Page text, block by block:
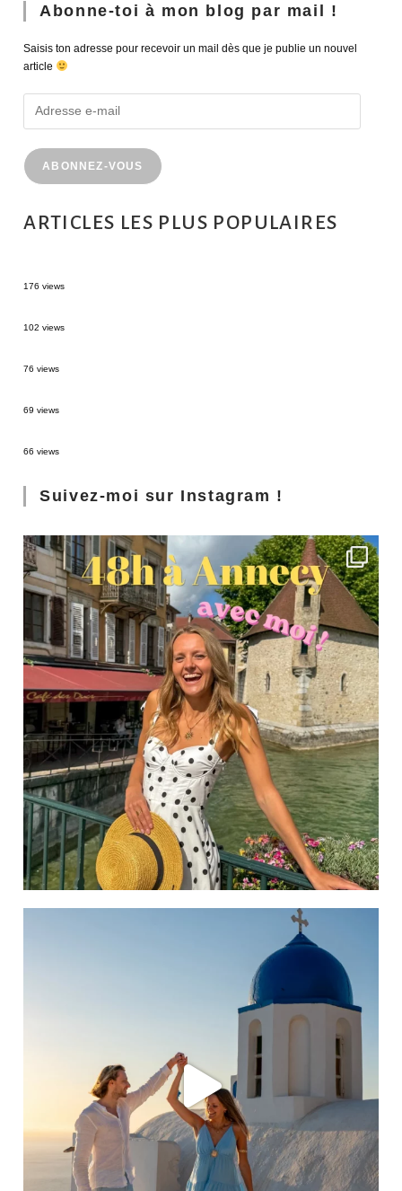
Abonne-toi à mon blog par mail !
Saisis ton adresse pour recevoir un mail dès que je publie un nouvel
article
ABONNEZ-VOUS
ARTICLES LES PLUS POPULAIRES
176 views
102 views
76 views
69 views
66 views
Suivez-moi sur Instagram !